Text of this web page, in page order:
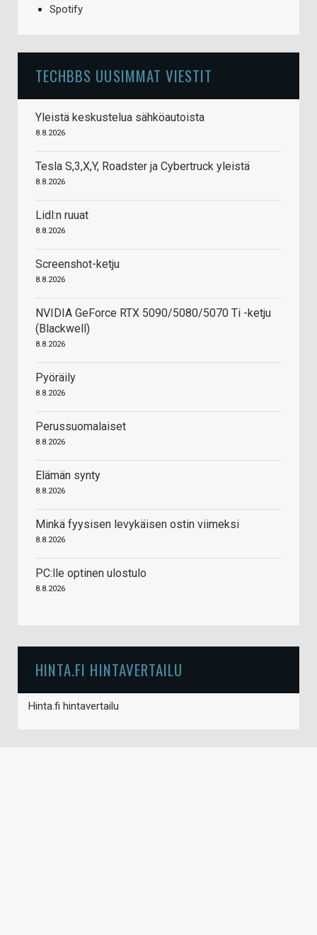
Spotify
TECHBBS UUSIMMAT VIESTIT
Yleistä keskustelua sähköautoista
8.8.2026
Tesla S,3,X,Y, Roadster ja Cybertruck yleistä
8.8.2026
Lidl:n ruuat
8.8.2026
Screenshot-ketju
8.8.2026
NVIDIA GeForce RTX 5090/5080/5070 Ti -ketju
(Blackwell)
8.8.2026
Pyöräily
8.8.2026
Perussuomalaiset
8.8.2026
Elämän synty
8.8.2026
Minkä fyysisen levykäisen ostin viimeksi
8.8.2026
PC:lle optinen ulostulo
8.8.2026
HINTA.FI HINTAVERTAILU
Hinta.fi hintavertailu